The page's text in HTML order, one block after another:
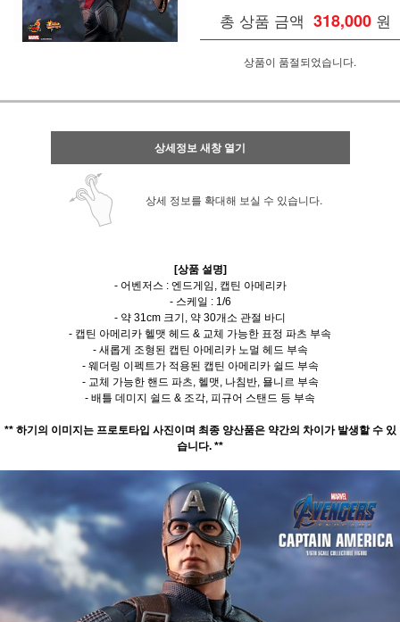
총 상품 금액 318,000 원
상품이 품절되었습니다.
상세정보 새창 열기
상세 정보를 확대해 보실 수 있습니다.
[상품 설명]
- 어벤저스 : 엔드게임, 캡틴 아메리카
- 스케일 : 1/6
- 약 31cm 크기, 약 30개소 관절 바디
- 캡틴 아메리카 헬맷 헤드 & 교체 가능한 표정 파츠 부속
- 새롭게 조형된 캡틴 아메리카 노멀 헤드 부속
- 웨더링 이펙트가 적용된 캡틴 아메리카 쉴드 부속
- 교체 가능한 핸드 파츠, 헬맷, 나침반, 묠니르 부속
- 배틀 데미지 쉴드 & 조각, 피규어 스탠드 등 부속
** 하기의 이미지는 프로토타입 사진이며 최종 양산품은 약간의 차이가 발생할 수 있
습니다. **